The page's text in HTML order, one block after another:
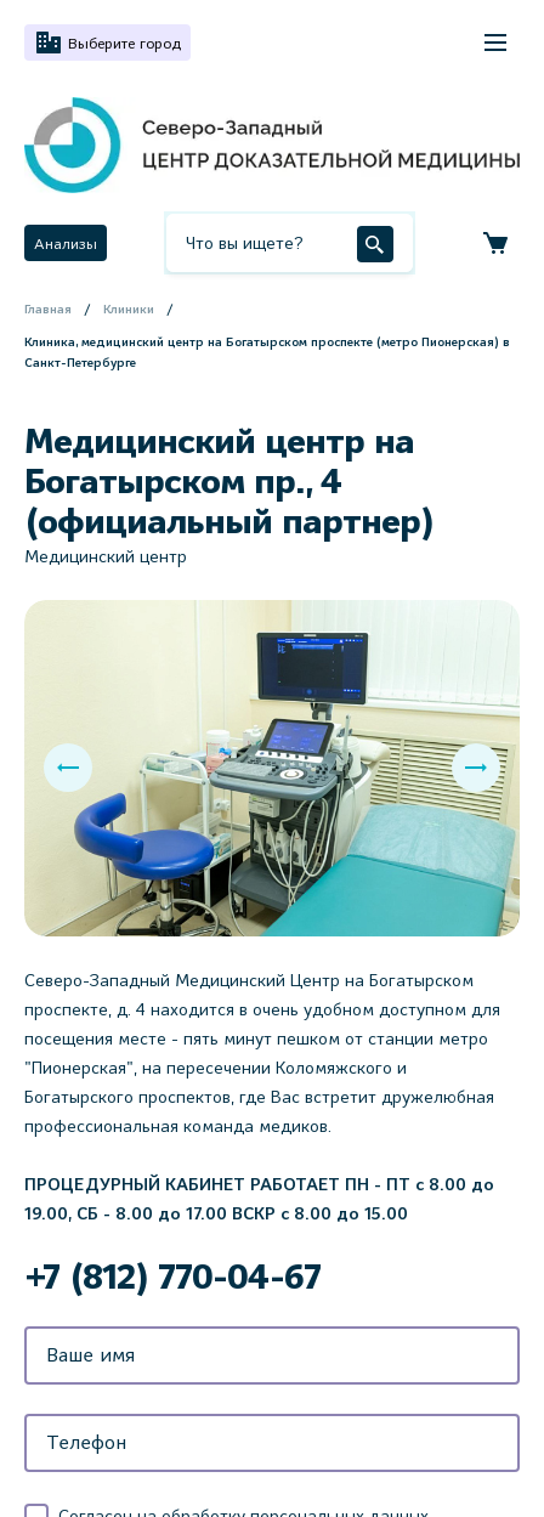
Выберите город
Анализы
Главная Клиники
Клиника, медицинский центр на Богатырском проспекте (метро Пионерская) в
Санкт-Петербурге
Медицинский центр на
Богатырском пр., 4
(официальный партнер)
Медицинский центр
Северо-Западный Медицинский Центр на Богатырском
проспекте, д. 4 находится в очень удобном доступном для
посещения месте - пять минут пешком от станции метро
"Пионерская", на пересечении Коломяжского и
Богатырского проспектов, где Вас встретит дружелюбная
профессиональная команда медиков.
ПРОЦЕДУРНЫЙ КАБИНЕТ РАБОТАЕТ ПН - ПТ с 8.00 до
19.00, СБ - 8.00 до 17.00 ВСКР с 8.00 до 15.00
+7 (812) 770-04-67